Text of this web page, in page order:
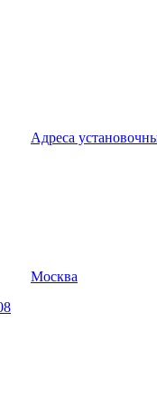
Адреса
Москва